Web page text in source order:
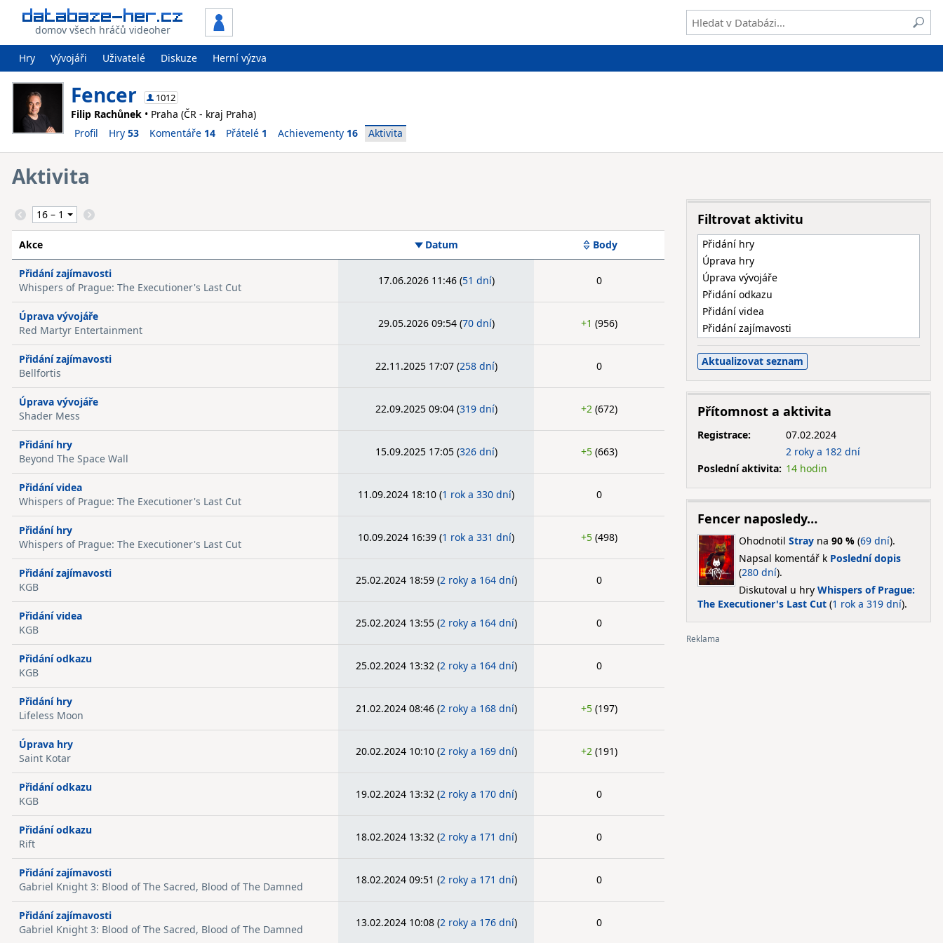
domov všech hráčů videoher
Hry Vývojáři Uživatelé Diskuze Herní výzva
Fencer 1012
Filip Rachůnek • Praha (ČR - kraj Praha)
Profil
Hry 53 Komentáře 14 Přátelé 1 Achievementy 16 Aktivita
Aktivita
Akce Datum Body
Přidání zajímavosti
Whispers of Prague: The Executioner's Last Cut
17.06.2026 11:46 (51 dní) 0
Úprava vývojáře
Red Martyr Entertainment
29.05.2026 09:54 (70 dní) +1 (956)
Přidání zajímavosti
Bellfortis
22.11.2025 17:07 (258 dní) 0
Úprava vývojáře
Shader Mess
22.09.2025 09:04 (319 dní) +2 (672)
Přidání hry
Beyond The Space Wall
15.09.2025 17:05 (326 dní) +5 (663)
Přidání videa
Whispers of Prague: The Executioner's Last Cut
11.09.2024 18:10 (1 rok a 330 dní) 0
Přidání hry
Whispers of Prague: The Executioner's Last Cut
10.09.2024 16:39 (1 rok a 331 dní) +5 (498)
Přidání zajímavosti
KGB
25.02.2024 18:59 (2 roky a 164 dní) 0
Přidání videa
KGB
25.02.2024 13:55 (2 roky a 164 dní) 0
Přidání odkazu
KGB
25.02.2024 13:32 (2 roky a 164 dní) 0
Přidání hry
Lifeless Moon
21.02.2024 08:46 (2 roky a 168 dní) +5 (197)
Úprava hry
Saint Kotar
20.02.2024 10:10 (2 roky a 169 dní) +2 (191)
Přidání odkazu
KGB
19.02.2024 13:32 (2 roky a 170 dní) 0
Přidání odkazu
Rift
18.02.2024 13:32 (2 roky a 171 dní) 0
Přidání zajímavosti
Gabriel Knight 3: Blood of The Sacred, Blood of The Damned
18.02.2024 09:51 (2 roky a 171 dní) 0
Přidání zajímavosti
Gabriel Knight 3: Blood of The Sacred, Blood of The Damned
13.02.2024 10:08 (2 roky a 176 dní) 0
Filtrovat aktivitu
Přidání hry
Úprava hry
Úprava vývojáře
Přidání odkazu
Přidání videa
Přidání zajímavosti
Přítomnost a aktivita
Registrace:
07.02.2024
2 roky a 182 dní
Poslední aktivita: 14 hodin
Fencer naposledy…
Ohodnotil Strayna 90 %(69 dní).
Napsal komentář k Poslední dopis
(280 dní).
Diskutoval u hry Whispers of Prague:
The Executioner's Last Cut(1 rok a 319 dní).